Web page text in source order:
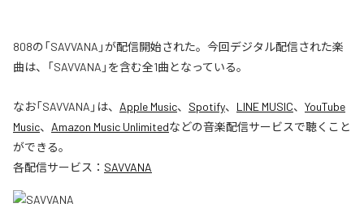
808の「SAVVANA」が配信開始された。今回デジタル配信された楽
曲は、「SAVVANA」を含む全1曲となっている。
なお「SAVVANA 」は、 Apple Music、 Spotify、 LINE MUSIC、 YouTube
Music、 Amazon Music Unlimitedなどの音楽配信サービスで聴くこと
ができる。
各配信サービス： SAVVANA